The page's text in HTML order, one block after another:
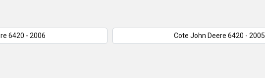
6420 - 2006 Cote John Deere 6420 - 2005